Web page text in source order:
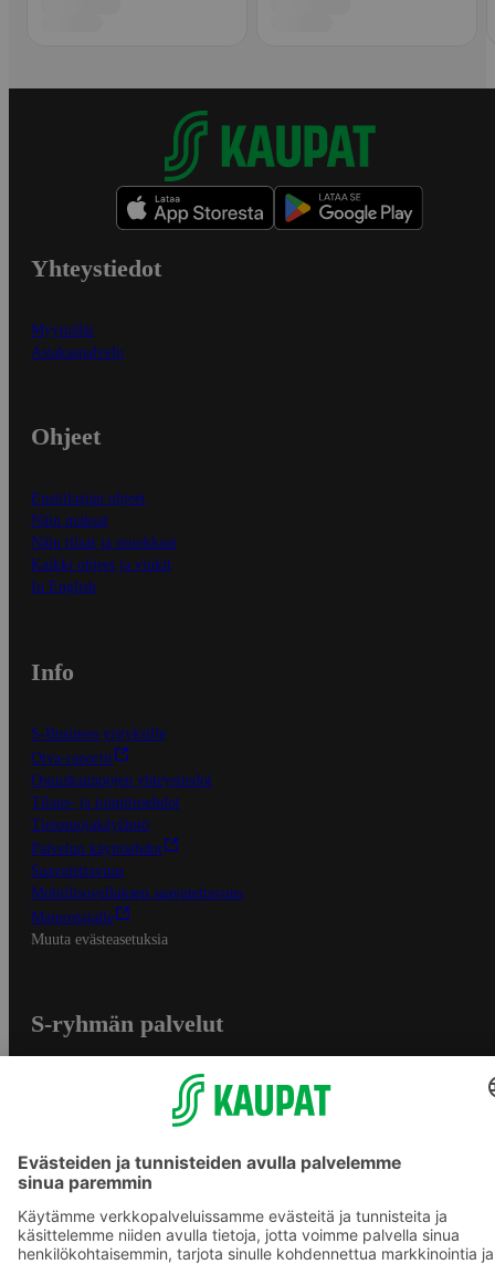
Yhteystiedot
Myymälät
Asiakaspalvelu
Ohjeet
Ensitilaajan ohjeet
Näin maksat
Näin tilaat ja muokkaat
Kaikki ohjeet ja vinkit
In English
Info
S-Business yrityksille
Oiva-raportit
Osuuskauppojen yhteystiedot
Tilaus- ja toimitusehdot
Tietosuojakäytäntö
Palvelun käyttöehdot
Saavutettavuus
Mobiilisovelluksen saavutettavuus
Mainostajalle
Muuta evästeasetuksia
S-ryhmän palvelut
S-ostoslista -sovellus
Prisma.fi
Sokos.fi
S-Pankki
Yhteishyvä